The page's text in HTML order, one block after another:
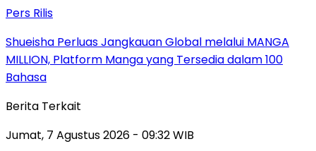
Pers Rilis
Shueisha Perluas Jangkauan Global melalui MANGA
MILLION, Platform Manga yang Tersedia dalam 100
Bahasa
Berita Terkait
Jumat, 7 Agustus 2026 - 09:32 WIB